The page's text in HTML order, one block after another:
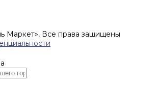
Маркет», Все права защищены